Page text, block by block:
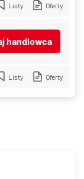
Listy Oferty
handlowca
Listy Oferty